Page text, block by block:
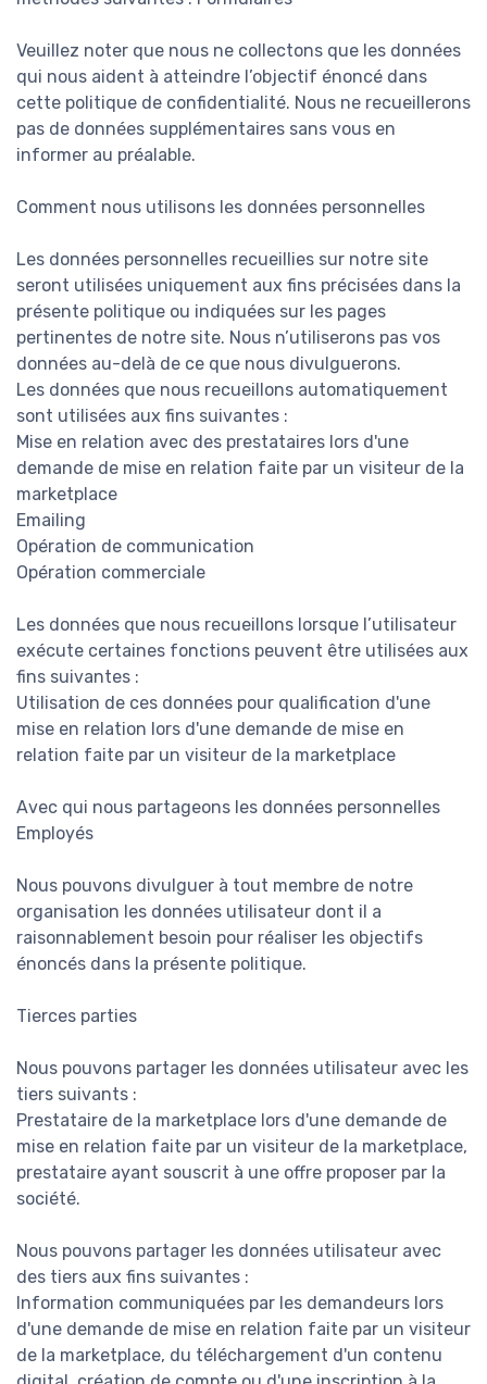
Veuillez noter que nous ne collectons que les données
qui nous aident à atteindre l’objectif énoncé dans
cette politique de confidentialité. Nous ne recueillerons
pas de données supplémentaires sans vous en
informer au préalable.
Comment nous utilisons les données personnelles
Les données personnelles recueillies sur notre site
seront utilisées uniquement aux fins précisées dans la
présente politique ou indiquées sur les pages
pertinentes de notre site. Nous n’utiliserons pas vos
données au-delà de ce que nous divulguerons.
Les données que nous recueillons automatiquement
sont utilisées aux fins suivantes :
Mise en relation avec des prestataires lors d'une
demande de mise en relation faite par un visiteur de la
marketplace
Emailing
Opération de communication
Opération commerciale
Les données que nous recueillons lorsque l’utilisateur
exécute certaines fonctions peuvent être utilisées aux
fins suivantes :
Utilisation de ces données pour qualification d'une
mise en relation lors d'une demande de mise en
relation faite par un visiteur de la marketplace
Avec qui nous partageons les données personnelles
Employés
Nous pouvons divulguer à tout membre de notre
organisation les données utilisateur dont il a
raisonnablement besoin pour réaliser les objectifs
énoncés dans la présente politique.
Tierces parties
Nous pouvons partager les données utilisateur avec les
tiers suivants :
Prestataire de la marketplace lors d'une demande de
mise en relation faite par un visiteur de la marketplace,
prestataire ayant souscrit à une offre proposer par la
société.
Nous pouvons partager les données utilisateur avec
des tiers aux fins suivantes :
Information communiquées par les demandeurs lors
d'une demande de mise en relation faite par un visiteur
de la marketplace, du téléchargement d'un contenu